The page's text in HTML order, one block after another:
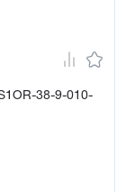
38-9-010-